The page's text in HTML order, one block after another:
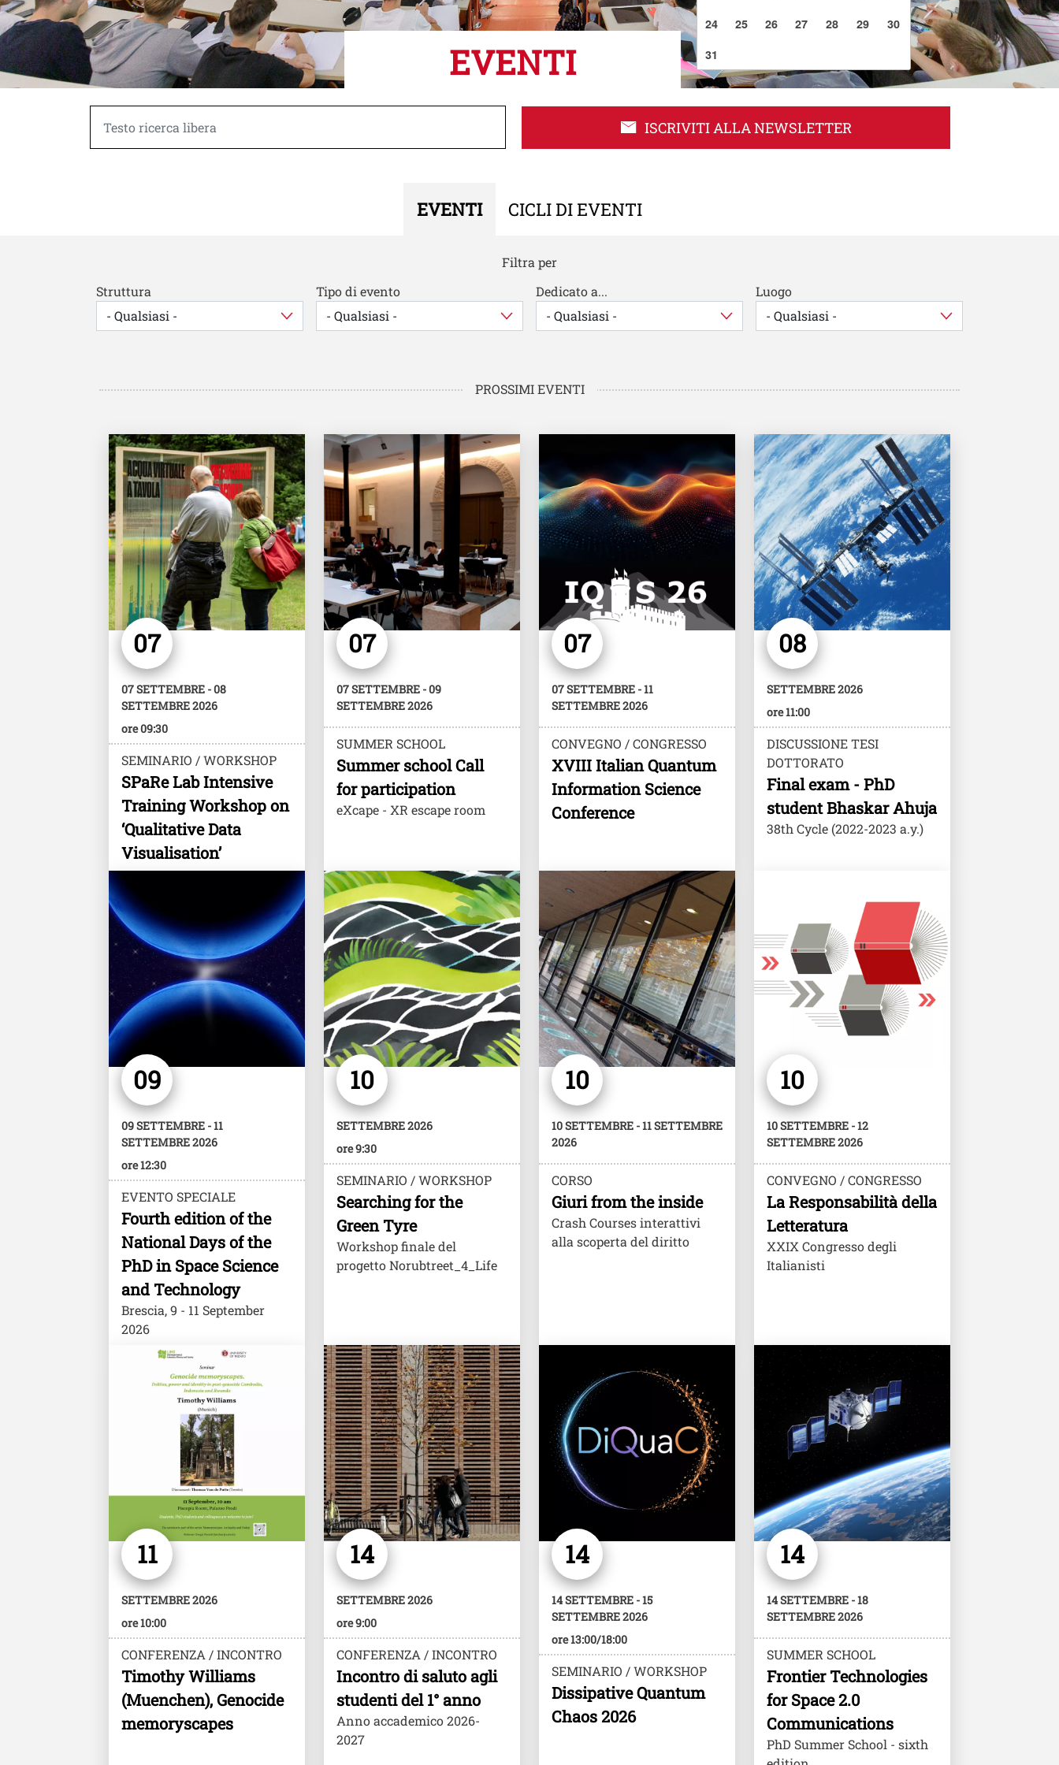
EVENTI
ISCRIVITI ALLA NEWSLETTER
24
25 26 27 28 29
30
31
EVENTI CICLI DI EVENTI
Filtra per
Struttura
Tipo di evento Dedicato a... Luogo
PROSSIMI EVENTI
Image
07
07 SETTEMBRE - 08
SETTEMBRE 2026
ore 09:30
SEMINARIO / WORKSHOP
SPaRe Lab Intensive
Training Workshop on
‘Qualitative Data
Visualisation’
Image
07
07 SETTEMBRE - 09
SETTEMBRE 2026
SUMMER SCHOOL
Summer school Call
for participation
eXcape - XR escape room
07
07 SETTEMBRE - 11
SETTEMBRE 2026
CONVEGNO / CONGRESSO
XVIII Italian Quantum
Information Science
Conference
Image
08
SETTEMBRE 2026
ore 11:00
DISCUSSIONE TESI
DOTTORATO
Final exam - PhD
student Bhaskar Ahuja
38th Cycle (2022-2023 a.y.)
Image
09
09 SETTEMBRE - 11
SETTEMBRE 2026
ore 12:30
EVENTO SPECIALE
Fourth edition of the
National Days of the
PhD in Space Science
and Technology
Brescia, 9 - 11 September
2026
Image
10
SETTEMBRE 2026
ore 9:30
SEMINARIO / WORKSHOP
Searching for the
Green Tyre
Workshop finale del
progetto Norubtreet_4_Life
10
10 SETTEMBRE - 11 SETTEMBRE
2026
CORSO
Giuri from the inside
Crash Courses interattivi
alla scoperta del diritto
10
10 SETTEMBRE - 12
SETTEMBRE 2026
CONVEGNO / CONGRESSO
La Responsabilità della
Letteratura
XXIX Congresso degli
Italianisti
11
SETTEMBRE 2026
ore 10:00
CONFERENZA / INCONTRO
Timothy Williams
(Muenchen), Genocide
memoryscapes
Image
14
SETTEMBRE 2026
ore 9:00
CONFERENZA / INCONTRO
Incontro di saluto agli
studenti del 1° anno
Anno accademico 2026-
2027
14
14 SETTEMBRE - 15
SETTEMBRE 2026
ore 13:00/18:00
SEMINARIO / WORKSHOP
Dissipative Quantum
Chaos 2026
Image
14
14 SETTEMBRE - 18
SETTEMBRE 2026
SUMMER SCHOOL
Frontier Technologies
for Space 2.0
Communications
PhD Summer School - sixth